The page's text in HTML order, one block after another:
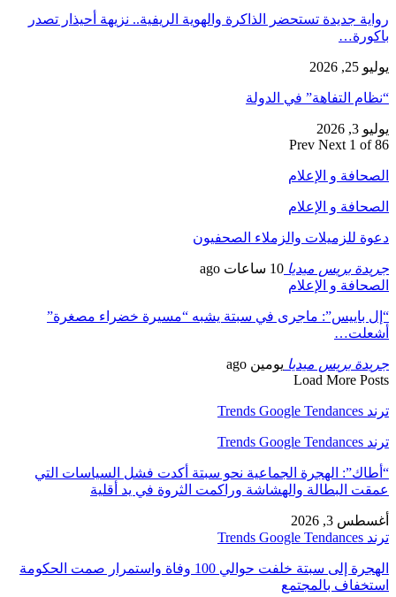
رواية جديدة تستحضر الذاكرة والهوية الريفية.. نزيهة أحيذار تصدر
باكورة…
يوليو 25, 2026
“نظام التفاهة” في الدولة
يوليو 3, 2026
Prev Next 1 of 86
الصحافة و الإعلام
الصحافة و الإعلام
دعوة للزميلات والزملاء الصحفيون
جريدة بريس ميديا 10 ساعات ago
الصحافة و الإعلام
“إل باييس”: ماجرى في سبتة يشبه “مسيرة خضراء مصغرة”
أشعلت…
جريدة بريس ميديا يومين ago
Load More Posts
ترند Trends Google Tendances
ترند Trends Google Tendances
“أطاك”: الهجرة الجماعية نحو سبتة أكدت فشل السياسات التي
عمقت البطالة والهشاشة وراكمت الثروة في يد أقلية
أغسطس 3, 2026
ترند Trends Google Tendances
الهجرة إلى سبتة خلفت حوالي 100 وفاة واستمرار صمت الحكومة
استخفاف بالمجتمع